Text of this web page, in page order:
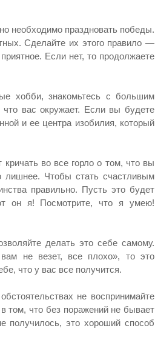
необходимо праздновать победы.
Сделайте их этого правило —
Если нет, то продолжаете
хобби, знакомьтесь с большим
вас окружает. Если вы будете
и ее центра изобилия, который
во все горло о том, что вы
Чтобы стать счастливым
правильно. Пусть это будет
он я! Посмотрите, что я умею!
делать это себе самому.
не везет, все плохо», то это
что у вас все получится.
не воспринимайте
том, что без поражений не бывает
получилось, это хороший способ